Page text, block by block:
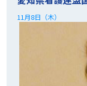
11月8日（木）